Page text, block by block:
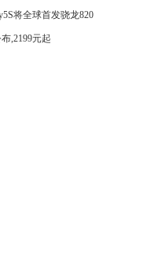
将全球首发骁龙820
,2199元起